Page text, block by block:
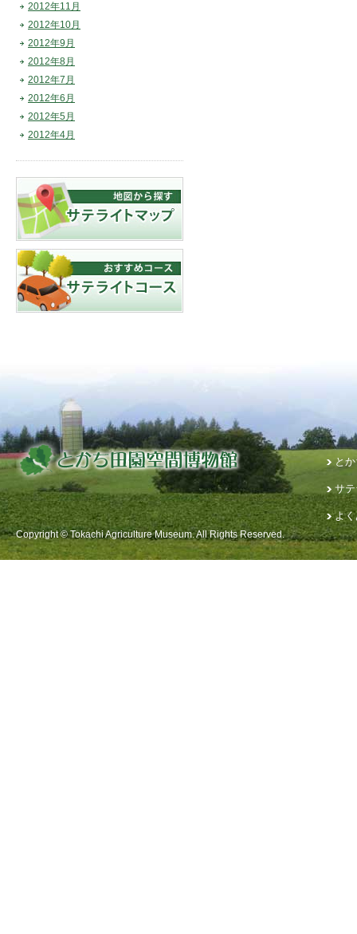
2012年11月
2012年10月
2012年9月
2012年8月
2012年7月
2012年6月
2012年5月
2012年4月
と
サ
よ
Copyright © Tokachi Agriculture Museum. All Rights Reserved.